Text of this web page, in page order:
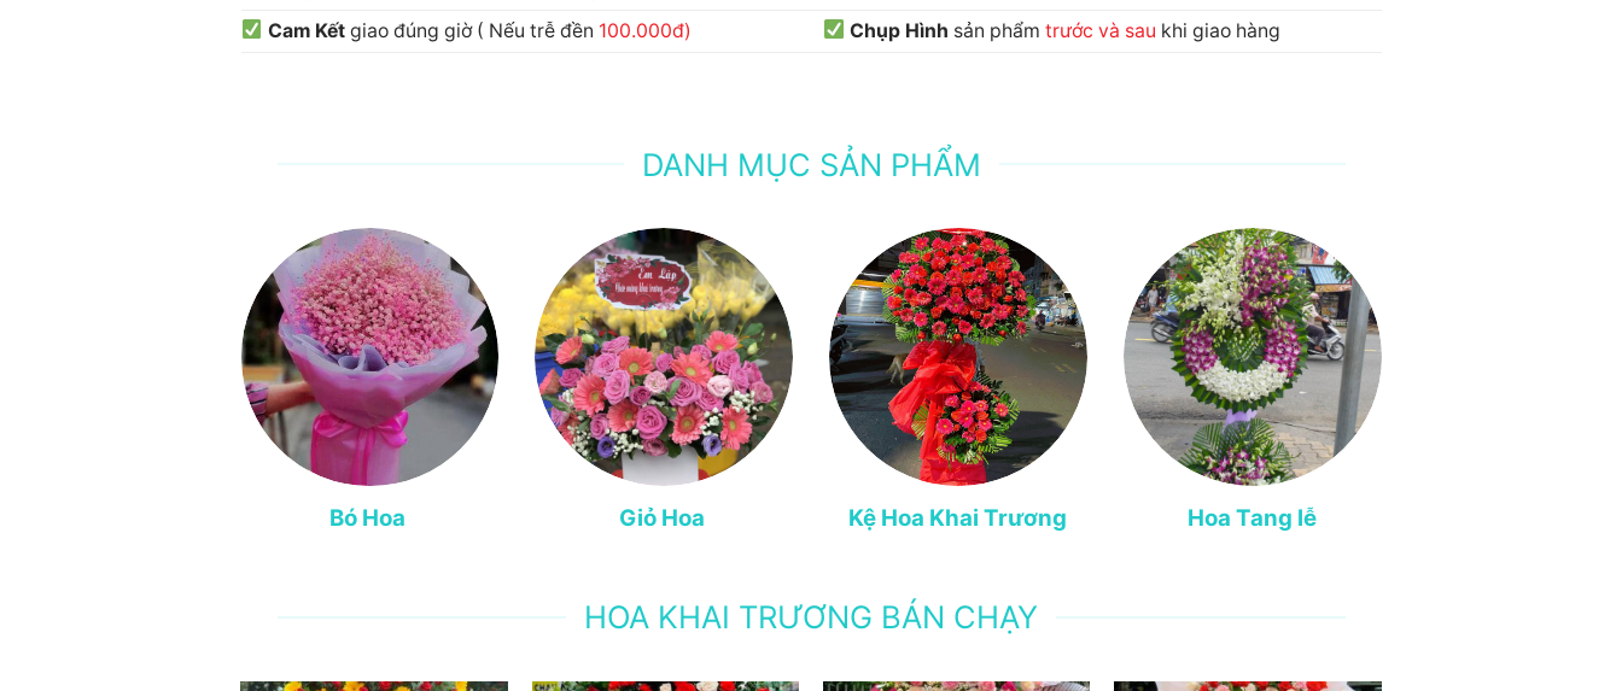
Cam Kếtgiao đúng giờ ( Nếu trễ đền 100.000đ) Chụp Hình sản phẩm trước và sau khi giao hàng
DANH MỤC SẢN PHẨM
Bó Hoa Giỏ Hoa Kệ Hoa Khai Trương Hoa Tang lễ
HOA KHAI TRƯƠNG BÁN CHẠY